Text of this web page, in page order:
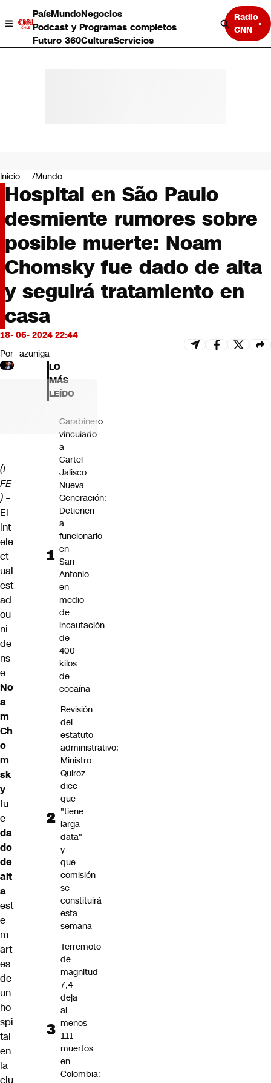
PaísMundoNegocios
Podcast y Programas completos
Futuro 360CulturaServicios
Radio
CNN
Negocios
Deportes
Programas completos
Cultura
Servicios
Bits
CNN tiempo
Opinión
Inicio Mundo
Hospital en São Paulo
desmiente rumores sobre
posible muerte: Noam
Chomsky fue dado de alta
y seguirá tratamiento en
casa
18- 06- 2024 22:44
Por azuniga
(E
FE
) –
El
int
ele
ct
ual
est
ad
ou
ni
de
ns
e
No
a
m
Ch
o
m
sk
y
fu
e
da
do
de
alt
a
est
e
m
art
es
de
un
ho
spi
tal
en
la
LO
MÁS
LEÍDO
Carabinero
vinculado
a
Cartel
Jalisco
Nueva
Generación:
Detienen
a
funcionario
en
San
Antonio
en
medio
de
incautación
de
400
kilos
de
cocaína
Revisión
del
estatuto
administrativo:
Ministro
Quiroz
dice
que
"tiene
larga
data"
y
que
comisión
se
constituirá
esta
semana
Terremoto
de
magnitud
7,4
deja
al
menos
111
muertos
en
Colombia: